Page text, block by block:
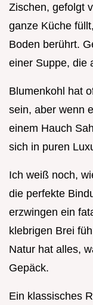
Zischen, gefolgt
ganze Küche
Boden berührt.
einer Suppe, die
Blumenkohl hat
sein, aber wenn
einem Hauch
sich in puren
Ich weiß noch,
die perfekte
erzwingen ein
klebrigen Brei
Natur hat alles,
Gepäck.
Ein klassisches